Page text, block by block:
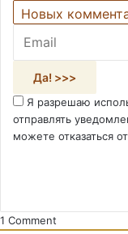
Я разрешаю
отправлять
можете отказаться
1 Comment